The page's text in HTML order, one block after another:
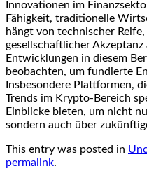
Innovationen im
Fähigkeit, traditionelle
hängt von technischer
gesellschaftlicher
Entwicklungen in diesem
beobachten, um fundierte
Insbesondere Plattformen,
Trends im Krypto-Bereich
Einblicke bieten, um nicht
sondern auch über
This entry was posted in
permalink.